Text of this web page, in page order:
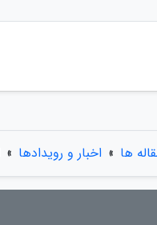
ها » اخبار و رویدادها »